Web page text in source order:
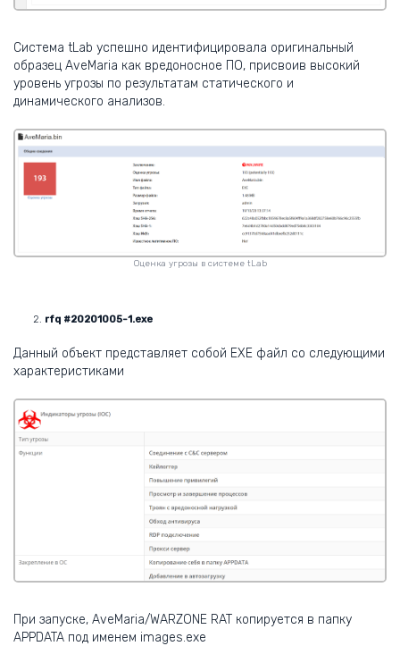
Система tLab успешно идентифицировала оригинальный
образец AveMaria как вредоносное ПО, присвоив высокий
уровень угрозы по результатам статического и
динамического анализов.
Оценка угрозы в системе tLab
rfq #20201005-1.exe
Данный объект представляет собой EXE файл со следующими
характеристиками
При запуске, AveMaria/WARZONE RAT копируется в папку
APPDATA под именем images.exe